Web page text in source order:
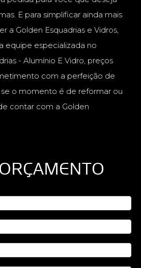
E para simplificar ainda mais
a Golden Esquadrias e Vidros,
equipe especializada no
- Alumínio E Vidro, preços
com a perfeição de
o momento é de reformar ou
contar com a Golden